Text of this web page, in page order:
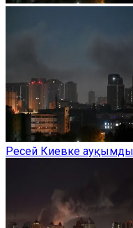
Ресей Киевке